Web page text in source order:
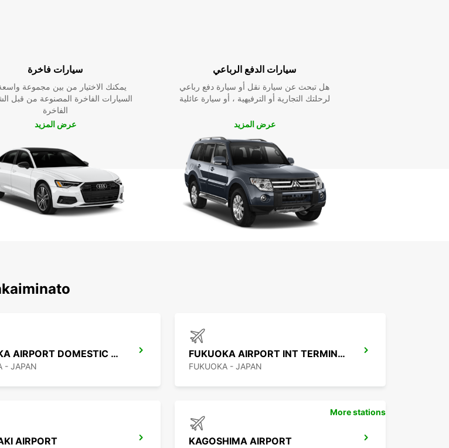
سيارات فاخرة
يمكنك الاختيار من بين مجموعة
السيارات الفاخرة المصنوعة من قبل
الفاخرة
عرض المزيد
سيارات الدفع الرباعي
هل تبحث عن سيارة نقل أو سيارة دفع رباعي
لرحلتك التجارية أو الترفيهية ، أو سيارة عائلية
عرض المزيد
FUKUOKA AIRPORT DOMESTIC TERMINAL
- JAPAN
FUKUOKA AIRPORT INT TERMINAL
FUKUOKA - JAPAN
AIRPORT KAGOSHIMA AIRPORT
More stations